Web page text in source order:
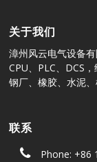
关于我们
漳州风云电气设备
CPU、PLC、DCS
钢厂、橡胶、水泥、
联系
Phone: +86